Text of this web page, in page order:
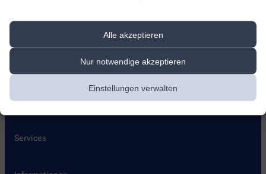
Alle akzeptieren
Nur notwendige akzeptieren
Einstellungen verwalten
Lieferoptionen
Kontakt
Services